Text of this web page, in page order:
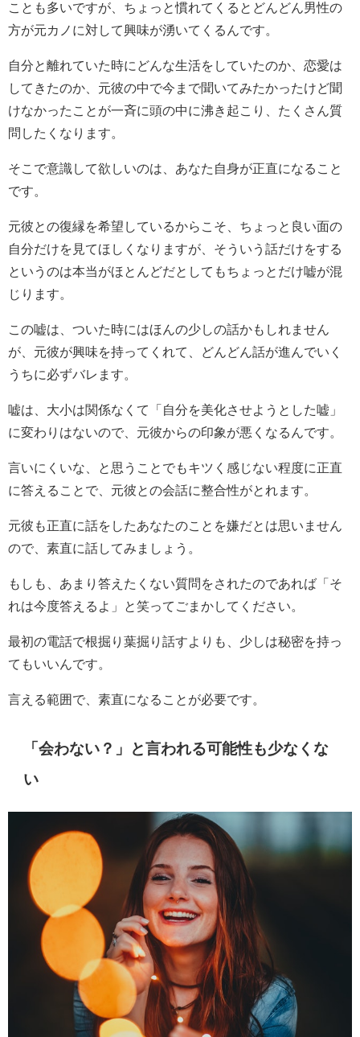
ことも多いですが、ちょっと慣れてくるとどんどん男性の
方が元カノに対して興味が湧いてくるんです。
自分と離れていた時にどんな生活をしていたのか、恋愛は
してきたのか、元彼の中で今まで聞いてみたかったけど聞
けなかったことが一斉に頭の中に沸き起こり、たくさん質
問したくなります。
そこで意識して欲しいのは、あなた自身が正直になること
です。
元彼との復縁を希望しているからこそ、ちょっと良い面の
自分だけを見てほしくなりますが、そういう話だけをする
というのは本当がほとんどだとしてもちょっとだけ嘘が混
じります。
この嘘は、ついた時にはほんの少しの話かもしれません
が、元彼が興味を持ってくれて、どんどん話が進んでいく
うちに必ずバレます。
嘘は、大小は関係なくて「自分を美化させようとした嘘」
に変わりはないので、元彼からの印象が悪くなるんです。
言いにくいな、と思うことでもキツく感じない程度に正直
に答えることで、元彼との会話に整合性がとれます。
元彼も正直に話をしたあなたのことを嫌だとは思いません
ので、素直に話してみましょう。
もしも、あまり答えたくない質問をされたのであれば「そ
れは今度答えるよ」と笑ってごまかしてください。
最初の電話で根掘り葉掘り話すよりも、少しは秘密を持っ
てもいいんです。
言える範囲で、素直になることが必要です。
「会わない？」と言われる可能性も少なくな
い